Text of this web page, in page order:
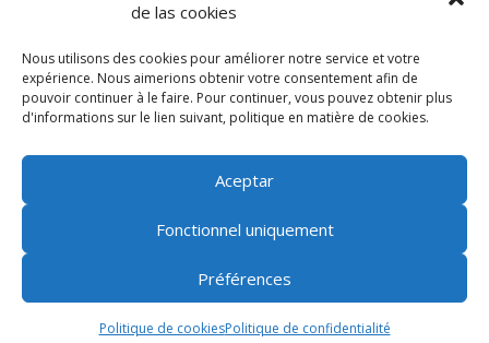
de las cookies
Nous utilisons des cookies pour améliorer notre service et votre
expérience. Nous aimerions obtenir votre consentement afin de
pouvoir continuer à le faire. Pour continuer, vous pouvez obtenir plus
d'informations sur le lien suivant, politique en matière de cookies.
Aceptar
Fonctionnel uniquement
Préférences
Politique de cookiesPolitique de confidentialité
Politique de confidentialité
Avertissement de confidentialité pour les
Oxigenoterapia SL